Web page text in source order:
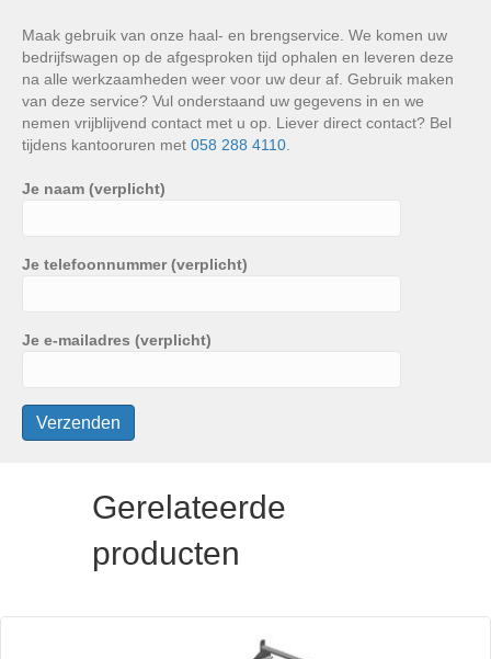
Maak gebruik van onze haal- en brengservice. We komen uw
bedrijfswagen op de afgesproken tijd ophalen en leveren deze
na alle werkzaamheden weer voor uw deur af. Gebruik maken
van deze service? Vul onderstaand uw gegevens in en we
nemen vrijblijvend contact met u op. Liever direct contact? Bel
tijdens kantooruren met 058 288 4110
Je naam (verplicht)
Je telefoonnummer (verplicht)
Je e-mailadres (verplicht)
Gerelateerde
producten